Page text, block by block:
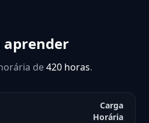
aprender
de420 horas.
Carga
Horária